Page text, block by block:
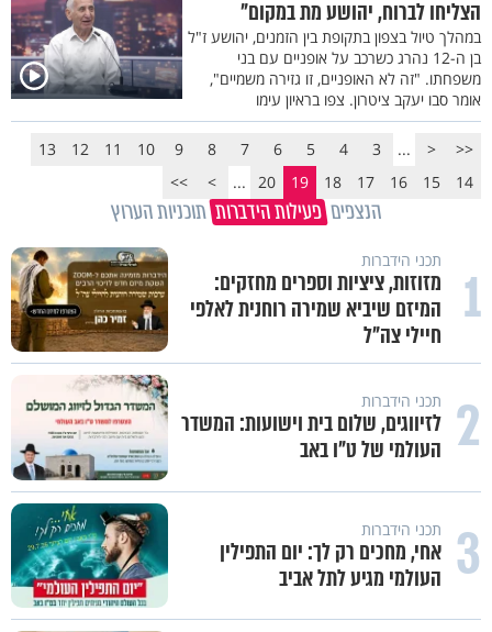
הצליחו לברוח, יהושע מת במקום"
במהלך טיול בצפון בתקופת בין הזמנים, יהושע ז"ל
בן ה-12 נהרג כשרכב על אופניים עם בני
משפחתו. "זה לא האופניים, זו גזירה משמיים",
אומר סבו יעקב ציטרון. צפו בראיון עימו
<<
<
...
3
4
5
6
7
8
9
10
11
12
13
14
15
16
17
18
19
20
...
>
>>
הנצפים פעילות הידברות תוכניות הערוץ
1 תכני הידברות
מזוזות, ציציות וספרים מחזקים:
המיזם שיביא שמירה רוחנית לאלפי
חיילי צה"ל
2 תכני הידברות
לזיווגים, שלום בית וישועות: המשדר
העולמי של ט"ו באב
3 תכני הידברות
אחי, מחכים רק לך: יום התפילין
העולמי מגיע לתל אביב